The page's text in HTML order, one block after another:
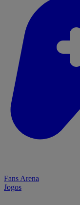
Fans Arena
Jogos